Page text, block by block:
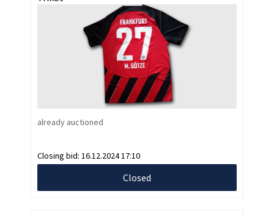
already auctioned
Closing bid: 16.12.2024 17:10
Closed